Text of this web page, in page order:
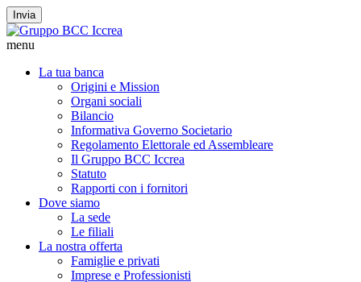
Invia
menu
La tua banca
Origini e Mission
Organi sociali
Bilancio
Informativa Governo Societario
Regolamento Elettorale ed Assembleare
Il Gruppo BCC Iccrea
Statuto
Rapporti con i fornitori
Dove siamo
La sede
Le filiali
La nostra offerta
Famiglie e privati
Imprese e Professionisti